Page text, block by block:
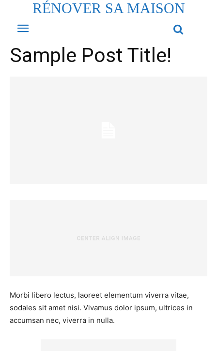
RÉNOVER SA MAISON
Sample Post Title!
Morbi libero lectus, laoreet elementum viverra vitae,
sodales sit amet nisi. Vivamus dolor ipsum, ultrices in
accumsan nec, viverra in nulla.